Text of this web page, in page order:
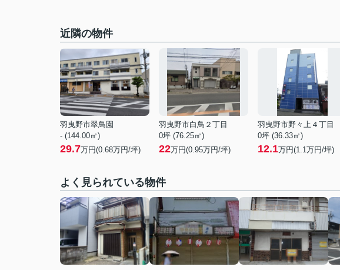
近隣の物件
羽曳野市翠鳥園
- (144.00㎡)
29.7万円(0.68万円/坪)
羽曳野市白鳥２丁目
0坪 (76.25㎡)
22万円(0.95万円/坪)
羽曳野市野々上４丁目
0坪 (36.33㎡)
12.1万円(1.1万円/坪)
よく見られている物件